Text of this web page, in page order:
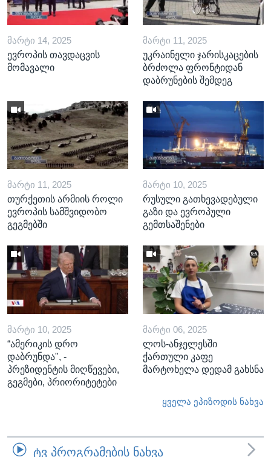
ᲛᲐᲠᲢᲘ 14, 2025
ევროპის თავდაცვის
მომავალი
ᲛᲐᲠᲢᲘ 11, 2025
უკრაინელი ჯარისკაცების
ბრძოლა ფრონტიდან
დაბრუნების შემდეგ
ᲛᲐᲠᲢᲘ 11, 2025
თურქეთის არმიის როლი
ევროპის სამშვიდობო
გეგმებში
ᲛᲐᲠᲢᲘ 10, 2025
რუსული გათხევადებული
გაზი და ევროპული
გემთსაშენები
ᲛᲐᲠᲢᲘ 10, 2025
“ამერიკის დრო
დაბრუნდა", -
პრეზიდენტის მიღწევები,
გეგმები, პრიორიტეტები
ᲛᲐᲠᲢᲘ 06, 2025
ლოს-ანჯელესში
ქართული კაფე
მარტოხელა დედამ გახსნა
ყველა ეპიზოდის ნახვა
ᲢᲕ ᲞᲠᲝᲒᲠᲐᲛᲔᲑᲘᲡ ᲜᲐᲮᲕᲐ